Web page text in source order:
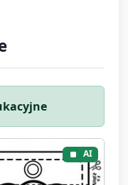
5
dziecko pokazuje
pomaga
(np. „Ania
AI